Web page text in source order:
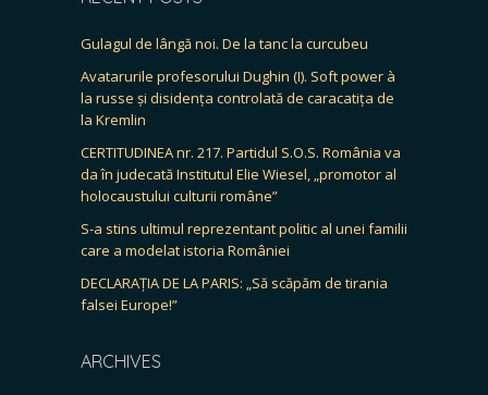
Gulagul de lângă noi. De la tanc la curcubeu
Avatarurile profesorului Dughin (I). Soft power à
la russe și disidența controlată de caracatița de
la Kremlin
CERTITUDINEA nr. 217. Partidul S.O.S. România va
da în judecată Institutul Elie Wiesel, „promotor al
holocaustului culturii române”
S-a stins ultimul reprezentant politic al unei familii
care a modelat istoria României
DECLARAȚIA DE LA PARIS: „Să scăpăm de tirania
falsei Europe!”
ARCHIVES